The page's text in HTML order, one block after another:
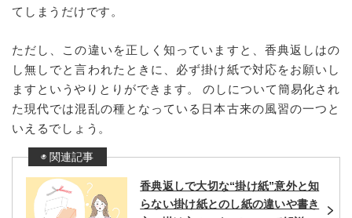
てしまうだけです。
ただし、この違いを正しく知っていますと、香典返しはの
し無しでと言われたときに、必ず掛け紙で対応をお願いし
ますというやりとりができます。 のしについて簡易化され
た現代では混乱の種となっている日本古来の風習の一つと
いえるでしょう。
香典返しで大切な“掛け紙”意外と知
らない掛け紙とのし紙の違いや書き